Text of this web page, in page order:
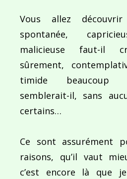
Vous allez
spontanée,
malicieuse faut-il
sûrement,
timide beaucoup
semblerait-il, sans
certains…
Ce sont assurément
raisons, qu’il vaut
c’est encore là que